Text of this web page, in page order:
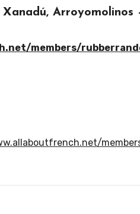
Arroyomolinos
members/